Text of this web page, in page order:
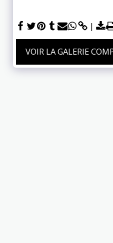
VOIR LA GALERIE